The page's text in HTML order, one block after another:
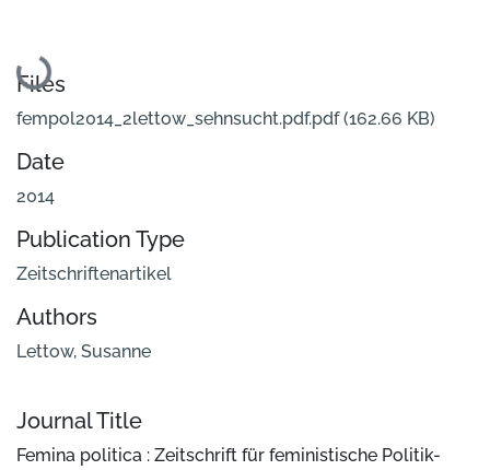
Loading...
Files
fempol2014_2lettow_sehnsucht.pdf.pdf(162.66 KB)
Date
2014
Publication Type
Zeitschriftenartikel
Authors
Lettow, Susanne
Journal Title
Femina politica : Zeitschrift für feministische Politik-